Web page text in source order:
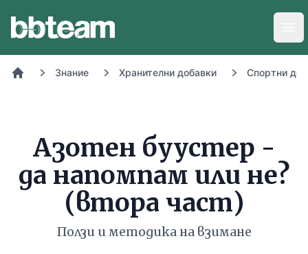
Знание Хранителни добавки Спортни
Азотен буустeр -
да напомпам или не?
(втора част)
Ползи и методика на взимане